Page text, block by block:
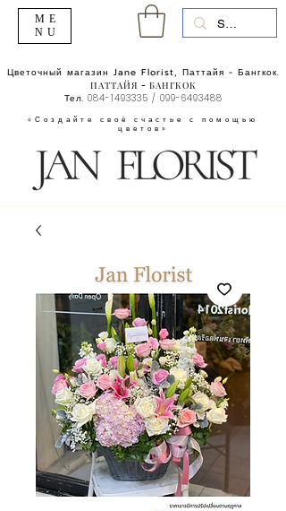
«Создайте своё счастье с помощью
цветов»
Цветочный магазин Jane Florist, Паттайя - Бангкок.
ПАТТАЙЯ - БАНГКОК
Тел. 084-1493335 / 099-6493488
ME
NU